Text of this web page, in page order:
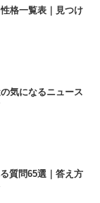
格一覧表｜見つけ
気になるニュース
質問65選｜答え方